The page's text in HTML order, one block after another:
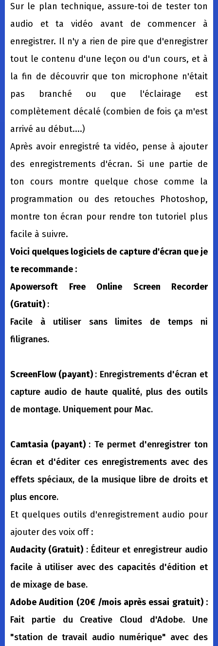
Sur le plan technique, assure-toi de tester ton
audio et ta vidéo avant de commencer à
enregistrer. Il n'y a rien de pire que d'enregistrer
tout le contenu d'une leçon ou d'un cours, et à
la fin de découvrir que ton microphone n'était
pas branché ou que l'éclairage est
complètement décalé (combien de fois ça m'est
arrivé au début....)
Après avoir enregistré ta vidéo, pense à ajouter
des enregistrements d'écran. Si une partie de
ton cours montre quelque chose comme la
programmation ou des retouches Photoshop,
montre ton écran pour rendre ton tutoriel plus
facile à suivre.
Voici quelques logiciels de capture d'écran que je
te recommande :
Apowersoft Free Online Screen Recorder
(Gratuit) :
Facile à utiliser sans limites de temps ni
filigranes.
ScreenFlow (payant) : Enregistrements d'écran et
capture audio de haute qualité, plus des outils
de montage. Uniquement pour Mac.
Camtasia (payant) : Te permet d'enregistrer ton
écran et d'éditer ces enregistrements avec des
effets spéciaux, de la musique libre de droits et
plus encore.
Et quelques outils d'enregistrement audio pour
ajouter des voix off :
Audacity (Gratuit): Éditeur et enregistreur audio
facile à utiliser avec des capacités d'édition et
de mixage de base.
Adobe Audition (20€ /mois après essai gratuit) :
Fait partie du Creative Cloud d'Adobe. Une
"station de travail audio numérique" avec des